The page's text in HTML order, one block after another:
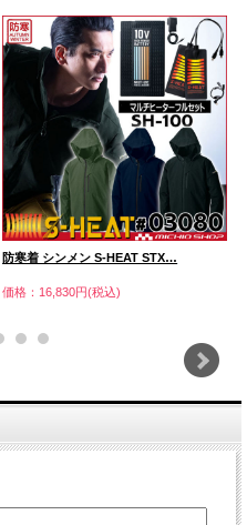
防寒着 シンメン S-HEAT STX…
価格：16,830円(税込)